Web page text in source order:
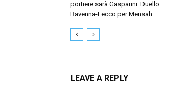
portiere sarà Gasparini. Duello
Ravenna-Lecco per Mensah
LEAVE A REPLY